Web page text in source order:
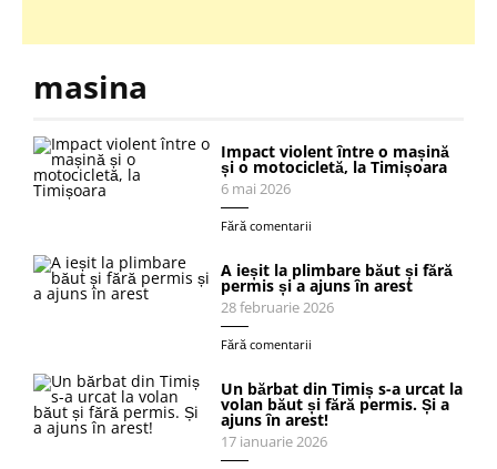
masina
Impact violent între o mașină
și o motocicletă, la Timișoara
6 mai 2026
Fără comentarii
A ieșit la plimbare băut și fără
permis și a ajuns în arest
28 februarie 2026
Fără comentarii
Un bărbat din Timiș s-a urcat la
volan băut și fără permis. Și a
ajuns în arest!
17 ianuarie 2026